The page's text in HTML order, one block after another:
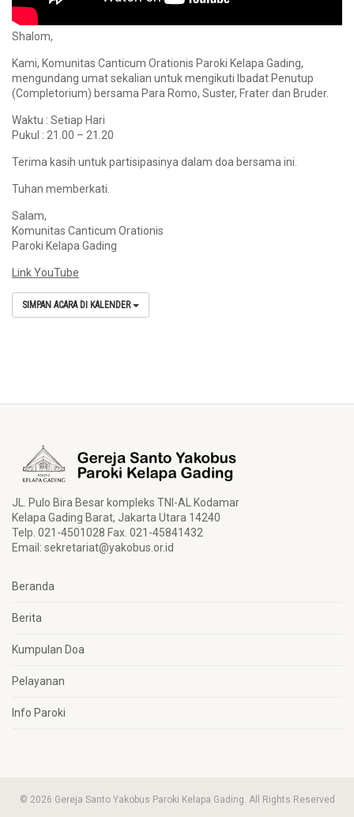
Shalom,
Kami, Komunitas Canticum Orationis Paroki Kelapa Gading,
mengundang umat sekalian untuk mengikuti Ibadat Penutup
(Completorium) bersama Para Romo, Suster, Frater dan Bruder.
Waktu : Setiap Hari
Pukul : 21.00 – 21.20
Terima kasih untuk partisipasinya dalam doa bersama ini.
Tuhan memberkati.
Salam,
Komunitas Canticum Orationis
Paroki Kelapa Gading
Link YouTube
SIMPAN ACARA DI KALENDER
JL. Pulo Bira Besar kompleks TNI-AL Kodamar
Kelapa Gading Barat, Jakarta Utara 14240
Telp. 021-4501028 Fax. 021-45841432
Email: sekretariat@yakobus.or.id
Beranda
Berita
Kumpulan Doa
Pelayanan
Info Paroki
© 2026 Gereja Santo Yakobus Paroki Kelapa Gading. All Rights Reserved